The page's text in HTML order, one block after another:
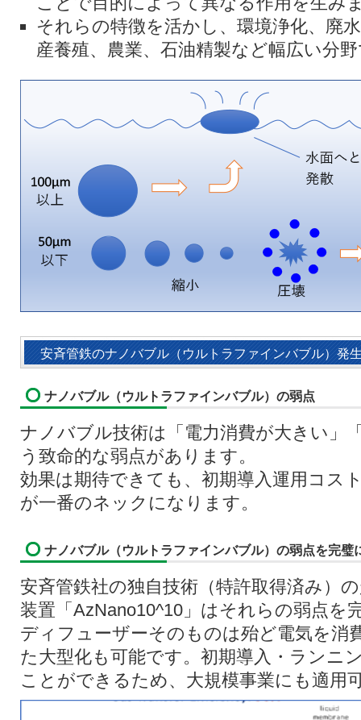
それらの特徴を活かし、環境浄化、廃
産養殖、農業、石油精製など幅広い分
安斉管鉄のナノバブル（ウルトラファインバブル）発
ナノバブル（ウルトラファインバブル）の弱点
ナノバブル技術は「電力消費が大きい」
う致命的な弱点があります。
効果は期待できても、初期導入運用コス
が一番のネックになります。
ナノバブル（ウルトラファインバブル）の弱点を完璧
安斉管鉄社の独自技術（特許取得済み）
装置「AzNano10^10」はそれらの弱点を
ディフューザーそのものは殆ど電気を消
た大型化も可能です。初期導入・ランニ
ことができるため、大規模事業にも適用